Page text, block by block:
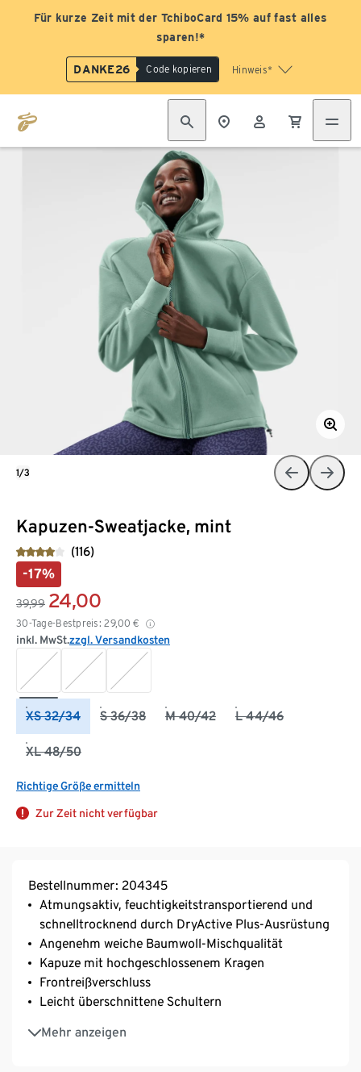
Für kurze Zeit mit der TchiboCard 15% auf fast alles
sparen!*
DANKE26 Code kopieren Hinweis*
Kapuzen-Sweatjacke, mint
(116)
-17%
39,99 24,00
30-Tage-Bestpreis: 29,00 €
inkl. MwSt.zzgl. Versandkosten
XS 32/34 S 36/38 M 40/42 L 44/46
XL 48/50
Richtige Größe ermitteln
Zur Zeit nicht verfügbar
1/3
Bestellnummer: 204345
Atmungsaktiv, feuchtigkeitstransportierend und
schnelltrocknend durch DryActive Plus-Ausrüstung
Angenehm weiche Baumwoll-Mischqualität
Kapuze mit hochgeschlossenem Kragen
Frontreißverschluss
Leicht überschnittene Schultern
Mehr anzeigen
Mit 2 Eingrifftaschen
Kordelzug mit Metallstopper am Saum